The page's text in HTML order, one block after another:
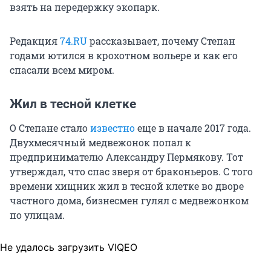
взять на передержку экопарк.
Редакция74.RUрассказывает, почему Степан
годами ютился в крохотном вольере и как его
спасали всем миром.
Жил в тесной клетке
О Степане сталоизвестноеще в начале 2017 года.
Двухмесячный медвежонок попал к
предпринимателю Александру Пермякову. Тот
утверждал, что спас зверя от браконьеров. С того
времени хищник жил в тесной клетке во дворе
частного дома, бизнесмен гулял с медвежонком
по улицам.
Не удалось загрузить VIQEO